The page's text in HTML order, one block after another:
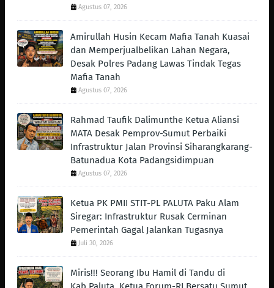
Agustus 07, 2026
Amirullah Husin Kecam Mafia Tanah Kuasai
dan Memperjualbelikan Lahan Negara,
Desak Polres Padang Lawas Tindak Tegas
Mafia Tanah
Agustus 07, 2026
Rahmad Taufik Dalimunthe Ketua Aliansi
MATA Desak Pemprov-Sumut Perbaiki
Infrastruktur Jalan Provinsi Siharangkarang-
Batunadua Kota Padangsidimpuan
Agustus 07, 2026
Ketua PK PMII STIT-PL PALUTA Paku Alam
Siregar: Infrastruktur Rusak Cerminan
Pemerintah Gagal Jalankan Tugasnya
Juli 30, 2026
Miris!!! Seorang Ibu Hamil di Tandu di